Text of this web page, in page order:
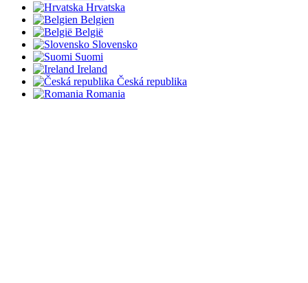
Hrvatska
Belgien
België
Slovensko
Suomi
Ireland
Česká republika
Romania